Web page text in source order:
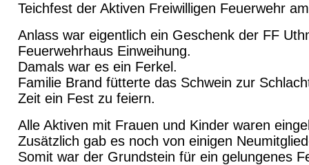
Teichfest der Aktiven Freiwilligen Feuerwehr
Anlass war eigentlich ein Geschenk der FF
Feuerwehrhaus Einweihung.
Damals war es ein Ferkel.
Familie Brand fütterte das Schwein zur
Zeit ein Fest zu feiern.
Alle Aktiven mit Frauen und Kinder waren
Zusätzlich gab es noch von einigen
Somit war der Grundstein für ein gelungenes